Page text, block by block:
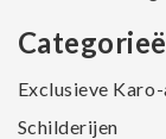
Exclusieve
Schilderijen